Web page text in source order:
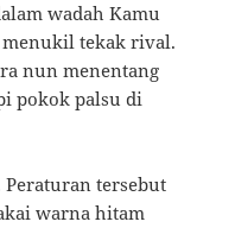
wadah Kamu
tekak rival.
nun menentang
pokok palsu di
tersebut
warna hitam